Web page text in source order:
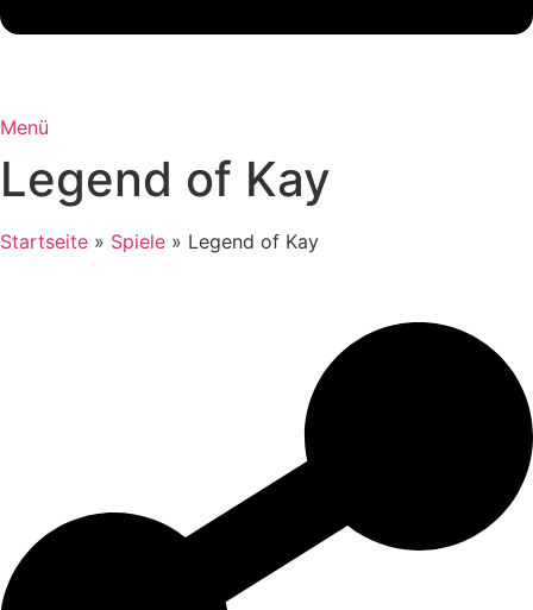
Menü
Legend of Kay
Startseite » Spiele » Legend of Kay